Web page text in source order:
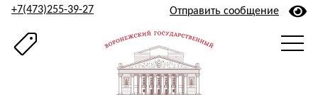
+7(473)255-39-27 Отправить сообщение